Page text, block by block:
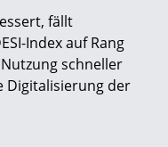
fällt
Index auf Rang
schneller
Digitalisierung der